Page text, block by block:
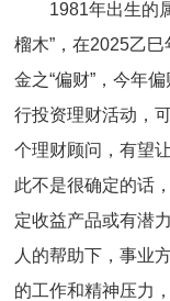
1981年出生的属
榴木”，在2025乙
金之“偏财”，今年
行投资理财活动，
个理财顾问，有望
此不是很确定的话
定收益产品或有潜
人的帮助下，事业
的工作和精神压力